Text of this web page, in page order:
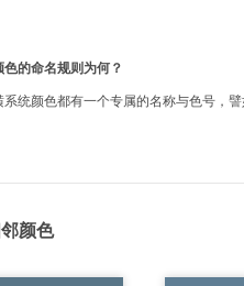
的命名规则为何？
统颜色都有一个专属的名称与色号，
颜色